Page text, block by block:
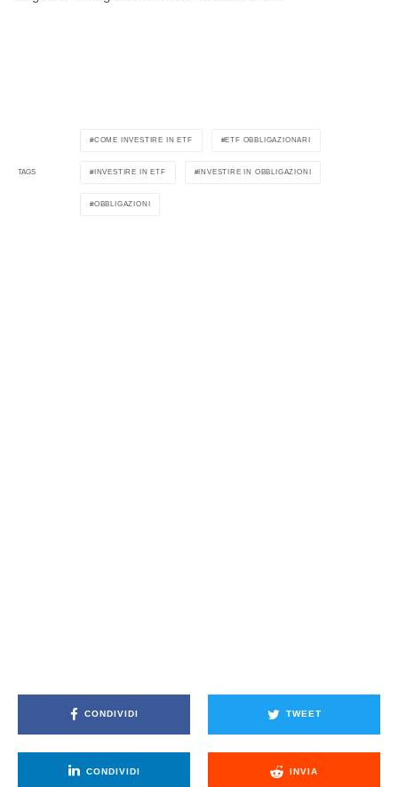
TAGS
COME INVESTIRE IN ETF ETF OBBLIGAZIONARI
INVESTIRE IN ETF INVESTIRE IN OBBLIGAZIONI
OBBLIGAZIONI
CONDIVIDI TWEET
CONDIVIDI INVIA